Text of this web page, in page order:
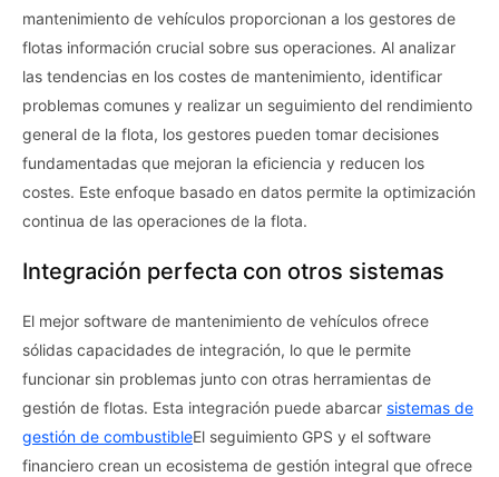
mantenimiento de vehículos proporcionan a los gestores de
flotas información crucial sobre sus operaciones. Al analizar
las tendencias en los costes de mantenimiento, identificar
problemas comunes y realizar un seguimiento del rendimiento
general de la flota, los gestores pueden tomar decisiones
fundamentadas que mejoran la eficiencia y reducen los
costes. Este enfoque basado en datos permite la optimización
continua de las operaciones de la flota.
Integración perfecta con otros sistemas
El mejor software de mantenimiento de vehículos ofrece
sólidas capacidades de integración, lo que le permite
funcionar sin problemas junto con otras herramientas de
gestión de flotas. Esta integración puede abarcar sistemas de
gestión de combustibleEl seguimiento GPS y el software
financiero crean un ecosistema de gestión integral que ofrece